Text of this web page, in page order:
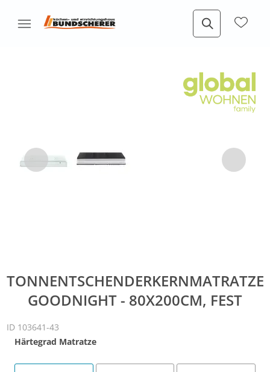
TONNENTSCHENDERKERNMATRATZE
GOODNIGHT - 80X200CM, FEST
ID 103641-43
Härtegrad Matratze